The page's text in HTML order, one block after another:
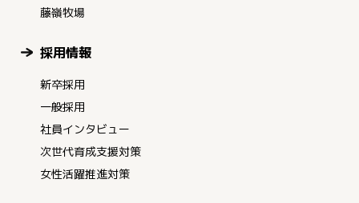
藤嶺牧場
採用情報
新卒採用
一般採用
社員インタビュー
次世代育成支援対策
女性活躍推進対策